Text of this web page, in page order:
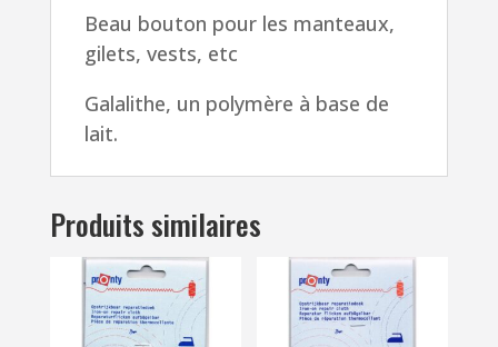
Beau bouton pour les manteaux,
gilets, vests, etc
Galalithe, un polymère à base de
lait.
Produits similaires